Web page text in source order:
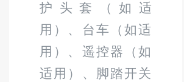
护头套（如适
用）、台车（如适
用）、遥控器（如
适用）、脚踏开关